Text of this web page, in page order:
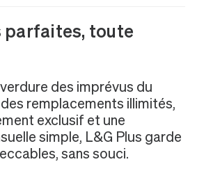
parfaites, toute
des imprévus du
remplacements illimités,
exclusif et une
simple, L&G Plus garde
sans souci.